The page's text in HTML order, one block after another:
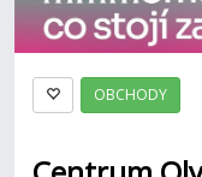
OBCHODY